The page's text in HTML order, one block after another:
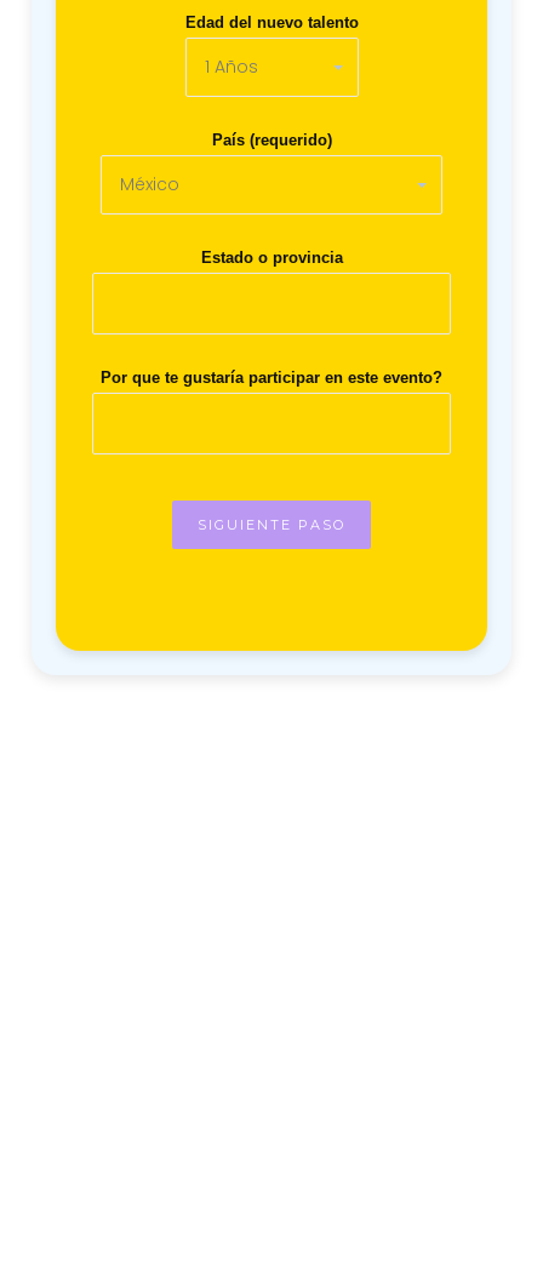
Edad del nuevo talento
País (requerido)
Estado o provincia
Por que te gustaría participar en este evento?